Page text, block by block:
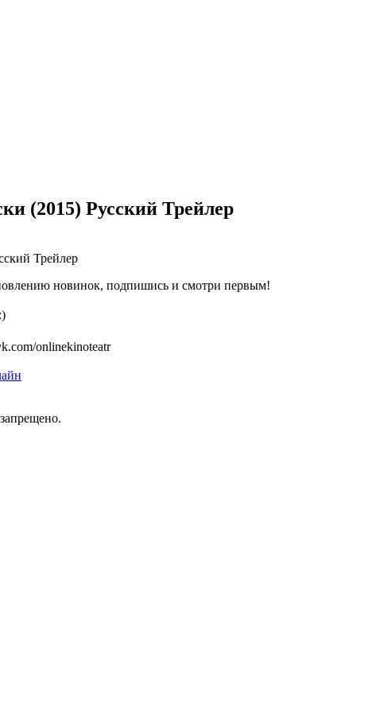
(2015) Русский Трейлер
новинок, подпишись и смотри первым!
onlinekinoteatr